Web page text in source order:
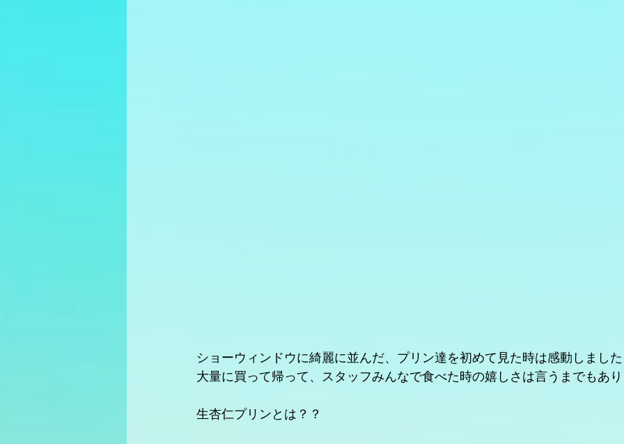
ショーウィンドウに綺麗に並んだ、プリン達を初めて見た時は感動しまし
大量に買って帰って、スタッフみんなで食べた時の嬉しさは言うまでもあ
生杏仁プリンとは？？